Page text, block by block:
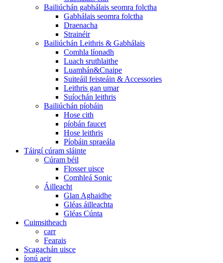
Bailiúchán gabhálais seomra folctha
Gabhálais seomra folctha
Draenacha
Strainéir
Bailiúchán Leithris & Gabhálais
Comhla líonadh
Luach sruthlaithe
Luamhán&Cnaipe
Suiteáil feisteáin & Accessories
Leithris gan umar
Suíochán leithris
Bailiúchán píobáin
Hose cith
píobán faucet
Hose leithris
Píobáin spraeála
Táirgí cúram sláinte
Cúram béil
Flosser uisce
Comhleá Sonic
Áilleacht
Glan Aghaidhe
Gléas áilleachta
Gléas Cúnta
Cuimsitheach
carr
Fearais
Scagachán uisce
íonú aeir